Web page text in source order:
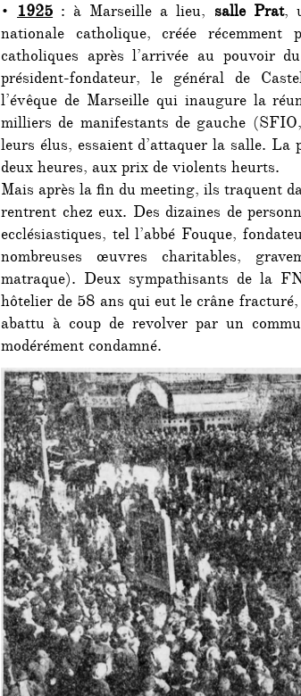
•1925 : à Marseille a lieu, salle Prat,
nationale catholique, créée
catholiques après l’arrivée au pouvoir
président-fondateur, le général de
l’évêque de Marseille qui inaugure la
milliers de manifestants de gauche
leurs élus, essaient d’attaquer la salle. La
deux heures, aux prix de violents heurts.
Mais après la fin du meeting, ils traquent
rentrent chez eux. Des dizaines de
ecclésiastiques, tel l’abbé Fouque,
nombreuses œuvres charitables,
matraque). Deux sympathisants de la
hôtelier de 58 ans qui eut le crâne
abattu à coup de revolver par un
modérément condamné.